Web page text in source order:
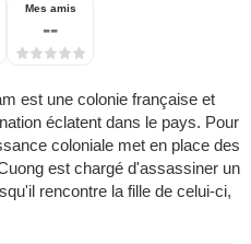
Mes amis
--
est une colonie française et
éclatent dans le pays. Pour
coloniale met en place des
est chargé d'assassiner un
rencontre la fille de celui-ci,